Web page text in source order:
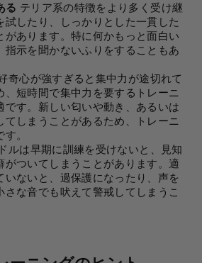
る テリア系の特徴をより多く受け継
試したり、しっかりとした一貫した
があります。特に何かもっと面白い
指示を聞かないふりをすることもあ
奇心が強すぎると集中力が途切れて
、短時間で集中力を要するトレーニ
です。新しい匂いや動き、あるいは
てしまうことがあるため、トレーニ
。
ルは早期に訓練を受けないと、見知
がついてしまうことがあります。適
いないと、過保護になったり、声を
さな音でも吠えて警戒してしまうこ